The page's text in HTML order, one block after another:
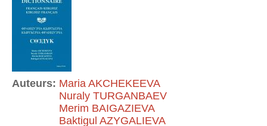
Auteurs: Maria AKCHEKEEVA
Nuraly TURGANBAEV
Merim BAIGAZIEVA
Baktigul AZYGALIEVA